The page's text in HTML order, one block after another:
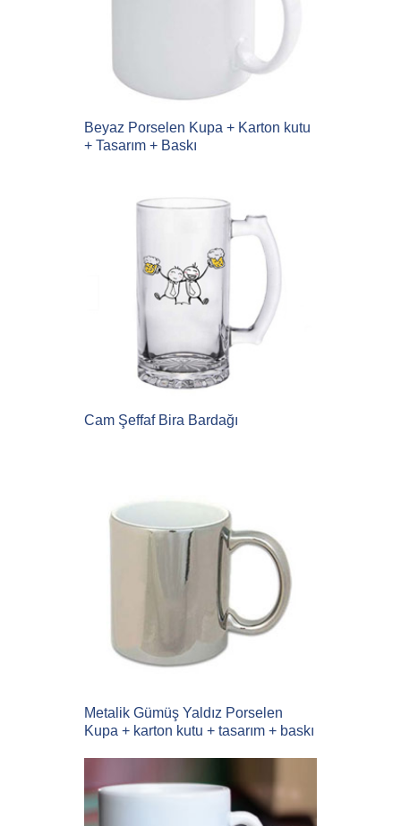
Beyaz Porselen Kupa + Karton kutu
+ Tasarım + Baskı
Cam Şeffaf Bira Bardağı
Metalik Gümüş Yaldız Porselen
Kupa + karton kutu + tasarım + baskı